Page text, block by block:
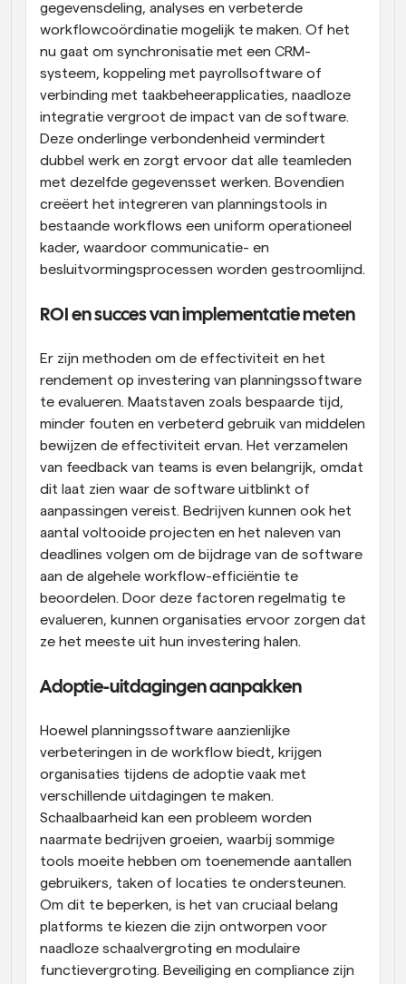
gegevensdeling, analyses en verbeterde
workflowcoördinatie mogelijk te maken. Of het
nu gaat om synchronisatie met een CRM-
systeem, koppeling met payrollsoftware of
verbinding met taakbeheerapplicaties, naadloze
integratie vergroot de impact van de software.
Deze onderlinge verbondenheid vermindert
dubbel werk en zorgt ervoor dat alle teamleden
met dezelfde gegevensset werken. Bovendien
creëert het integreren van planningstools in
bestaande workflows een uniform operationeel
kader, waardoor communicatie- en
besluitvormingsprocessen worden gestroomlijnd.
ROI en succes van implementatie meten
Er zijn methoden om de effectiviteit en het
rendement op investering van planningssoftware
te evalueren. Maatstaven zoals bespaarde tijd,
minder fouten en verbeterd gebruik van middelen
bewijzen de effectiviteit ervan. Het verzamelen
van feedback van teams is even belangrijk, omdat
dit laat zien waar de software uitblinkt of
aanpassingen vereist. Bedrijven kunnen ook het
aantal voltooide projecten en het naleven van
deadlines volgen om de bijdrage van de software
aan de algehele workflow-efficiëntie te
beoordelen. Door deze factoren regelmatig te
evalueren, kunnen organisaties ervoor zorgen dat
ze het meeste uit hun investering halen.
Adoptie-uitdagingen aanpakken
Hoewel planningssoftware aanzienlijke
verbeteringen in de workflow biedt, krijgen
organisaties tijdens de adoptie vaak met
verschillende uitdagingen te maken.
Schaalbaarheid kan een probleem worden
naarmate bedrijven groeien, waarbij sommige
tools moeite hebben om toenemende aantallen
gebruikers, taken of locaties te ondersteunen.
Om dit te beperken, is het van cruciaal belang
platforms te kiezen die zijn ontworpen voor
naadloze schaalvergroting en modulaire
functievergroting. Beveiliging en compliance zijn